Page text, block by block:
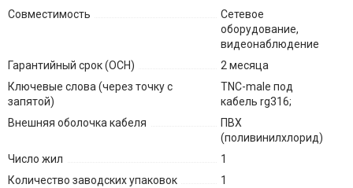
Совместимость
Сетевое
оборудование,
видеонаблюдение
Гарантийный срок (ОСН)
2 месяца
Ключевые слова (через точку с
запятой)
TNC-male под
кабель rg316;
Внешняя оболочка кабеля
ПВХ
(поливинилхлорид)
Число жил
1
Количество заводских упаковок
1